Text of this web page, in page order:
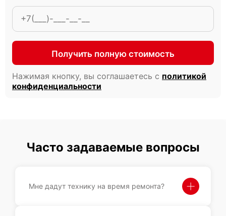
Получить полную стоимость
Нажимая кнопку, вы соглашаетесь с политикой
конфиденциальности
Часто задаваемые вопросы
Мне дадут технику на время ремонта?